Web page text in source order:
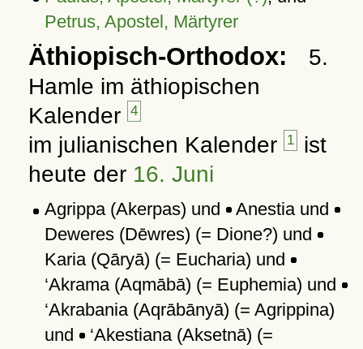
Petrus, Apostel, Märtyrer
Äthiopisch-Orthodox:
5.
Hamle im äthiopischen
Kalender
4
im julianischen Kalender 1 ist
heute der 16. Juni
Agrippa (Akerpas) und Anestia und
Deweres (Dēwres) (= Dione?) und
Karia (Qāryā) (= Eucharia) und
‘Akrama (Aqmābā) (= Euphemia) und
‘Akrabania (Aqrābānyā) (= Agrippina)
und ‘Akestiana (Aksetnā) (=